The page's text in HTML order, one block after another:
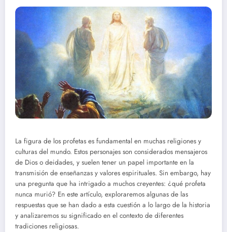
La figura de los profetas es fundamental en muchas religiones y
culturas del mundo. Estos personajes son considerados mensajeros
de Dios o deidades, y suelen tener un papel importante en la
transmisión de enseñanzas y valores espirituales. Sin embargo, hay
una pregunta que ha intrigado a muchos creyentes: ¿qué profeta
nunca murió? En este artículo, exploraremos algunas de las
respuestas que se han dado a esta cuestión a lo largo de la historia
y analizaremos su significado en el contexto de diferentes
tradiciones religiosas.